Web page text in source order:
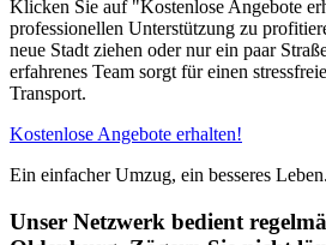
Klicken Sie auf "Kostenlose Angebote
professionellen Unterstützung zu
neue Stadt ziehen oder nur ein paar
erfahrenes Team sorgt für einen
Transport.
Kostenlose Angebote erhalten!
Ein einfacher Umzug, ein besseres Leben.
Unser Netzwerk bedient